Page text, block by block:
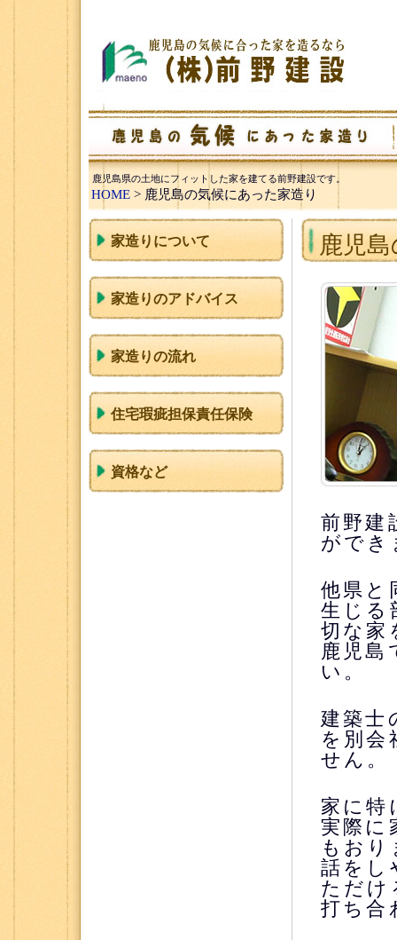
鹿児島県の土地にフィットした家を建てる前野建設です。
HOME > 鹿児島の気候にあった家造り
鹿児
前野建
ができ
他県と
生じる
切な家
鹿児島
い。
建築士
を別会
せん。
家に特
実際に
もお
話をし
ただけ
打ち合
家造りについて
家造りのアドバイス
家造りの流れ
住宅瑕疵担保責任保険
資格など